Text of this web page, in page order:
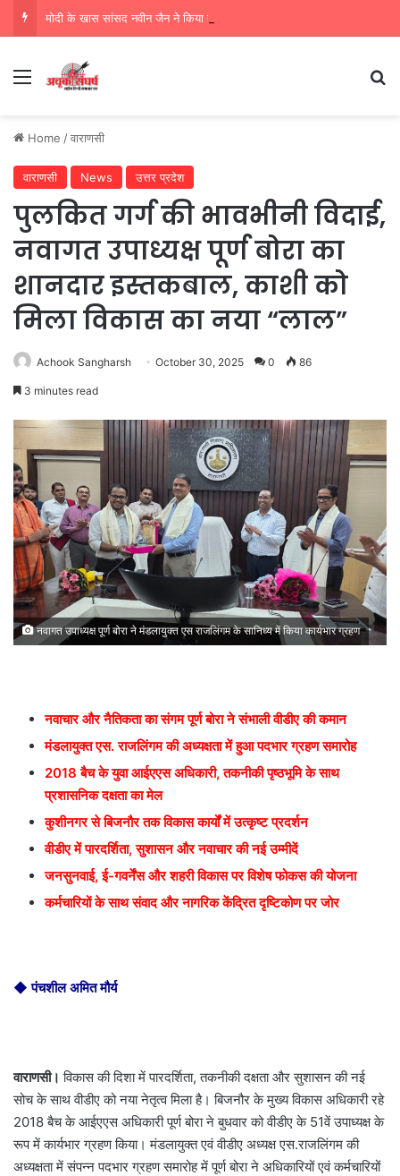
Menu
Home /वाराणसी
वाराणसी News उत्तर प्रदेश
पुलकित गर्ग की भावभीनी विदाई,
नवागत उपाध्यक्ष पूर्ण बोरा का
शानदार इस्तकबाल, काशी को
मिला विकास का नया “लाल”
Achook Sangharsh October 30, 2025 0 86
3 minutes read
नवागत उपाध्यक्ष पूर्ण बोरा ने मंडलायुक्त एस राजलिंगम के सानिध्य में किया कार्यभार ग्रहण
नवाचार और नैतिकता का संगम पूर्ण बोरा ने संभाली वीडीए की कमान
मंडलायुक्त एस. राजलिंगम की अध्यक्षता में हुआ पदभार ग्रहण समारोह
2018 बैच के युवा आईएएस अधिकारी, तकनीकी पृष्ठभूमि के साथ
प्रशासनिक दक्षता का मेल
कुशीनगर से बिजनौर तक विकास कार्यों में उत्कृष्ट प्रदर्शन
वीडीए में पारदर्शिता, सुशासन और नवाचार की नई उम्मीदें
जनसुनवाई, ई-गवर्नेंस और शहरी विकास पर विशेष फोकस की योजना
कर्मचारियों के साथ संवाद और नागरिक केंद्रित दृष्टिकोण पर जोर
◆ पंचशील अमित मौर्य
वाराणसी। विकास की दिशा में पारदर्शिता, तकनीकी दक्षता और सुशासन की नई
सोच के साथ वीडीए को नया नेतृत्व मिला है। बिजनौर के मुख्य विकास अधिकारी रहे
2018 बैच के आईएएस अधिकारी पूर्ण बोरा ने बुधवार को वीडीए के 51वें उपाध्यक्ष के
रूप में कार्यभार ग्रहण किया। मंडलायुक्त एवं वीडीए अध्यक्ष एस.राजलिंगम की
अध्यक्षता में संपन्न पदभार ग्रहण समारोह में पूर्ण बोरा ने अधिकारियों एवं कर्मचारियों